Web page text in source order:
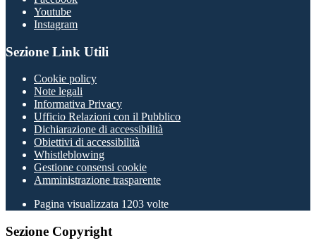
Youtube
Instagram
Sezione Link Utili
Cookie policy
Note legali
Informativa Privacy
Ufficio Relazioni con il Pubblico
Dichiarazione di accessibilità
Obiettivi di accessibilità
Whistleblowing
Gestione consensi cookie
Amministrazione trasparente
Pagina visualizzata 1203 volte
Sezione Copyright